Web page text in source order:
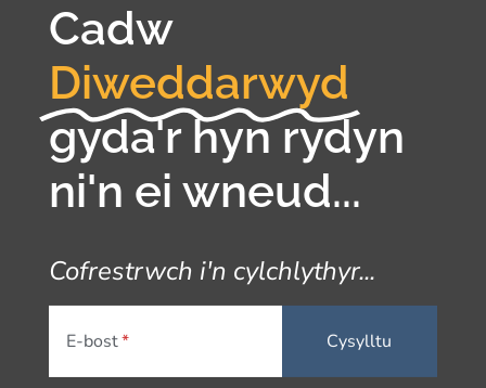
Cadw
Diweddarwyd
gyda'r hyn rydyn
ni'n ei wneud...
Cofrestrwch i'n cylchlythyr...
E-bost